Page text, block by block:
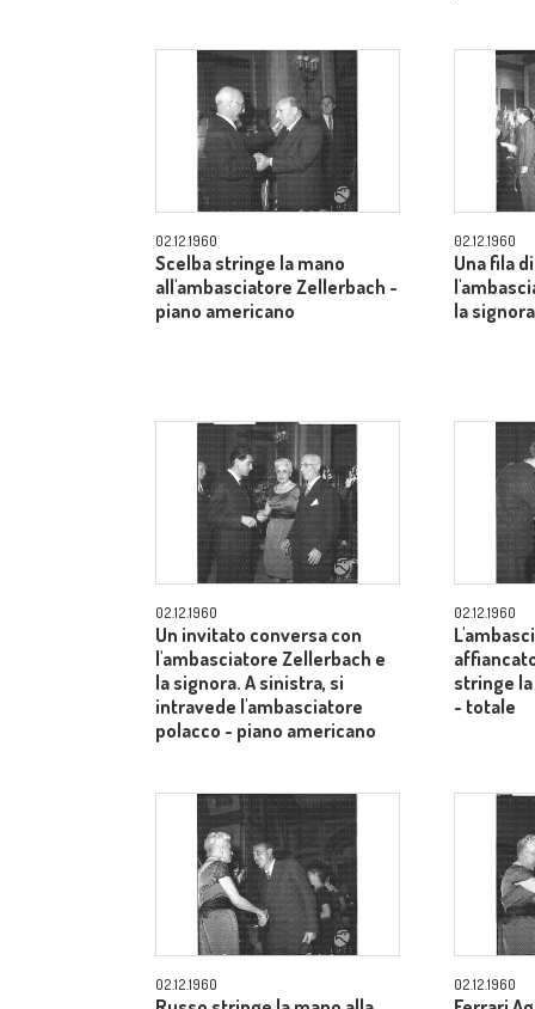
02.12.1960
Scelba stringe la mano
all'ambasciatore Zellerbach -
piano americano
02.12.1960
Una fila
la
02.12.1960
Un invitato conversa con
l'ambasciatore Zellerbach e
la signora. A sinistra, si
intravede l'ambasciatore
polacco - piano americano
02.12.1960
stringe
- totale
02.12.1960 02.12.1960